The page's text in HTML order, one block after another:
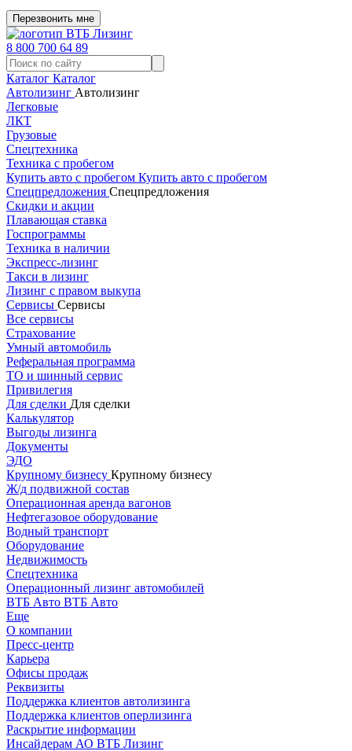
Перезвонить мне
8 800 700 64 89
Каталог Каталог
Автолизинг Автолизинг
Легковые
ЛКТ
Грузовые
Спецтехника
Техника с пробегом
Купить авто с пробегом Купить авто с пробегом
Спецпредложения Спецпредложения
Скидки и акции
Плавающая ставка
Госпрограммы
Техника в наличии
Экспресс-лизинг
Такси в лизинг
Лизинг с правом выкупа
Сервисы Сервисы
Все сервисы
Страхование
Умный автомобиль
Реферальная программа
ТО и шинный сервис
Привилегия
Для сделки Для сделки
Калькулятор
Выгоды лизинга
Документы
ЭДО
Крупному бизнесу Крупному бизнесу
Ж/д подвижной состав
Операционная аренда вагонов
Нефтегазовое оборудование
Водный транспорт
Оборудование
Недвижимость
Спецтехника
Операционный лизинг автомобилей
ВТБ Авто ВТБ Авто
Еще
О компании
Пресс-центр
Карьера
Офисы продаж
Реквизиты
Поддержка клиентов автолизинга
Поддержка клиентов оперлизинга
Раскрытие информации
Инсайдерам АО ВТБ Лизинг